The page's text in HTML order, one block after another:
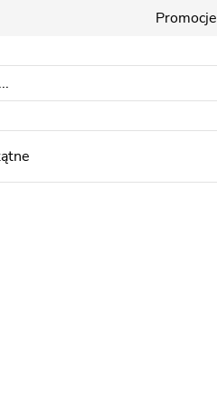
Promocje